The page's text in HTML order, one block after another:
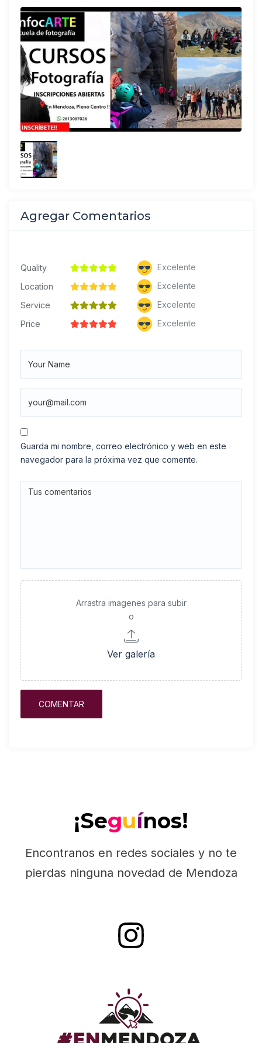
Agregar Comentarios
Quality
Excelente
Location
Excelente
Service
Excelente
Price
Excelente
Guarda mi nombre, correo electrónico y web en este
navegador para la próxima vez que comente.
Arrastra imagenes para subir
o
Ver galería
¡Seguínos!
Encontranos en redes sociales y no te
pierdas ninguna novedad de Mendoza